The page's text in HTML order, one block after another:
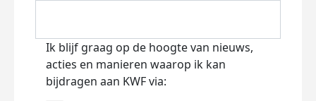
Ik blijf graag op de hoogte van nieuws,
acties en manieren waarop ik kan
bijdragen aan KWF via: